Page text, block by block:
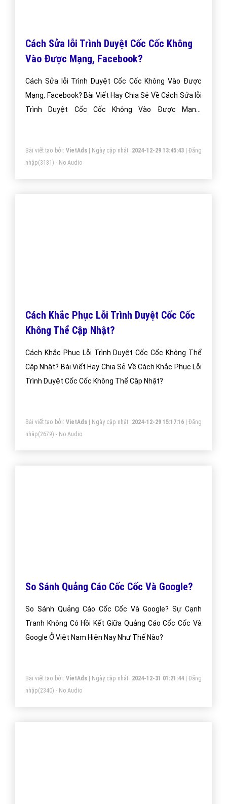
Cách Sửa lỗi Trình Duyệt Cốc Cốc Không
Vào Được Mạng, Facebook?
Cách Sửa lỗi Trình Duyệt Cốc Cốc Không Vào Được
Mạng, Facebook? Bài Viết Hay Chia Sẻ Về Cách Sửa lỗi
Trình Duyệt Cốc Cốc Không Vào Được Mạng,
Bài viết tạo bởi: VietAds| Ngày cập nhật: 2024-12-29 13:45:43|Đăng
nhập(3181) - No Audio
Cách Khắc Phục Lỗi Trình Duyệt Cốc Cốc
Không Thể Cập Nhật?
Cách Khắc Phục Lỗi Trình Duyệt Cốc Cốc Không Thể
Cập Nhật? Bài Viết Hay Chia Sẻ Về Cách Khắc Phục Lỗi
Trình Duyệt Cốc Cốc Không Thể Cập Nhật?
Bài viết tạo bởi: VietAds| Ngày cập nhật: 2024-12-29 15:17:16|Đăng
nhập(2679) - No Audio
So Sánh Quảng Cáo Cốc Cốc Và Google?
So Sánh Quảng Cáo Cốc Cốc Và Google? Sự Cạnh
Tranh Không Có Hồi Kết Giữa Quảng Cáo Cốc Cốc Và
Google Ở Việt Nam Hiện Nay Như Thế Nào?
Bài viết tạo bởi: VietAds| Ngày cập nhật: 2024-12-31 01:21:44|Đăng
nhập(2340) - No Audio